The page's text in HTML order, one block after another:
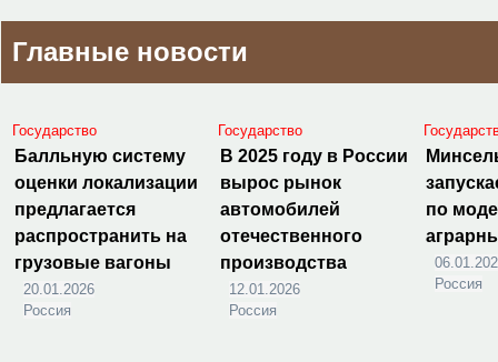
Главные новости
Государство
Балльную систему
оценки локализации
предлагается
распространить на
грузовые вагоны
20.01.2026
Россия
Государство
В 2025 году в России
вырос рынок
автомобилей
отечественного
производства
12.01.2026
Россия
по
Россия